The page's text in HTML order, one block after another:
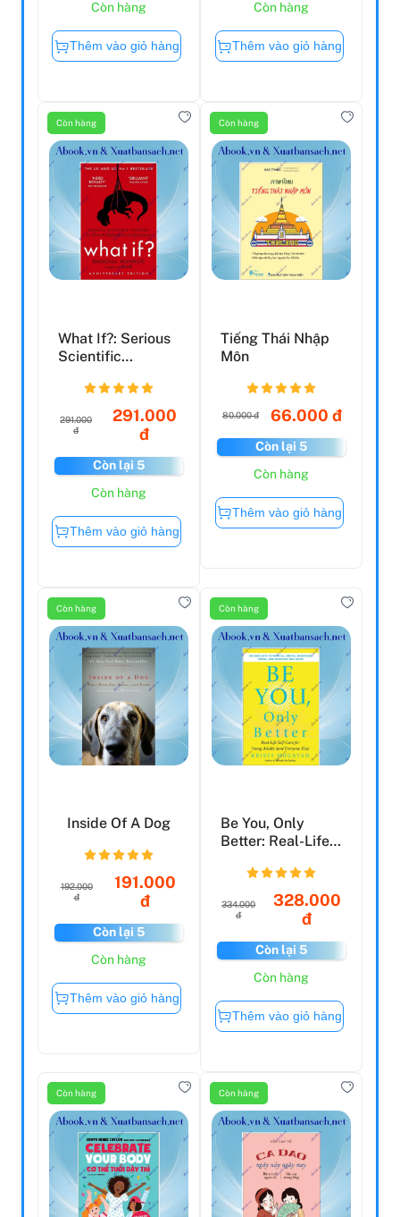
Còn hàng
Thêm vào giỏ hàng
Còn hàng
Thêm vào giỏ hàng
Còn hàng
What If?: Serious
Scientific
Absurd Hyp...
291.000
đ
291.000
đ
Còn lại 5
Còn hàng
Thêm vào giỏ hàng
Còn hàng
Tiếng Thái Nhập
Môn
80.000 đ 66.000 đ
Còn lại 5
Còn hàng
Thêm vào giỏ hàng
Còn hàng
Inside Of A Dog
192.000
đ
191.000
đ
Còn lại 5
Còn hàng
Thêm vào giỏ hàng
Còn hàng
Be You, Only
Better: Real-Life
Young...
334.000
đ
328.000
đ
Còn lại 5
Còn hàng
Thêm vào giỏ hàng
Còn hàng Còn hàng